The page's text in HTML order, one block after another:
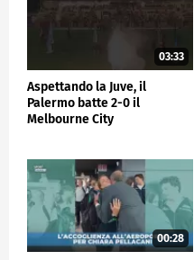
03:33
Aspettando la Juve, il
Palermo batte 2-0 il
Melbourne City
00:28